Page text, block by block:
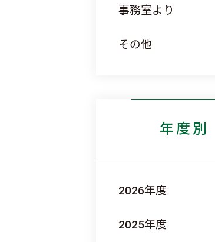
事務室より
その他
年度別
2026年度
2025年度